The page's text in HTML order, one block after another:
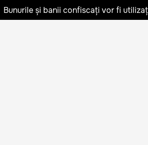
Bunurile și banii confiscați vor fi